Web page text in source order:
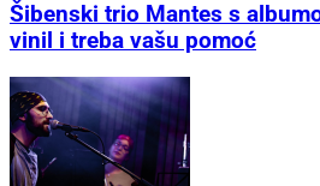
Šibenski trio Mantes s
vinil i treba vašu pomoć